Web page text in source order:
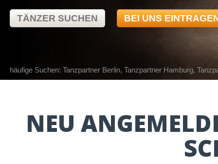
TÄNZER SUCHEN BEI UNS
häufige Suchen: Tanzpartner Berlin, Tanzpartner Hamburg,
NEU